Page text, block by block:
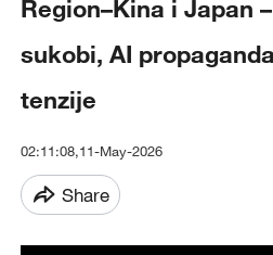
Region–Kina i Japan
sukobi, AI
tenzije
02:11:08,11-May-2026
Share